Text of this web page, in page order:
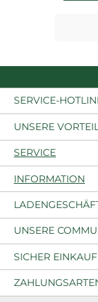
SERVICE-
UNSERE
SERVICE
INFORMATION
UNSERE
SICHER